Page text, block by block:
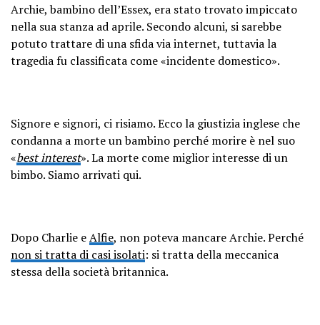
Archie, bambino dell’Essex, era stato trovato impiccato
nella sua stanza ad aprile. Secondo alcuni, si sarebbe
potuto trattare di una sfida via internet, tuttavia la
tragedia fu classificata come «incidente domestico».
Signore e signori, ci risiamo. Ecco la giustizia inglese che
condanna a morte un bambino perché morire è nel suo
«best interest». La morte come miglior interesse di un
bimbo. Siamo arrivati qui.
Dopo Charlie eAlfie, non poteva mancare Archie. Perché
non si tratta di casi isolati: si tratta della meccanica
stessa della società britannica.